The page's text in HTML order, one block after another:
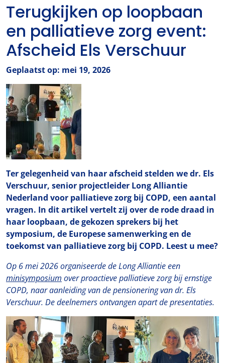
Terugkijken op loopbaan
en palliatieve zorg event:
Afscheid Els Verschuur
Geplaatst op: mei 19, 2026
Ter gelegenheid van haar afscheid stelden we dr. Els
Verschuur, senior projectleider Long Alliantie
Nederland voor palliatieve zorg bij COPD, een aantal
vragen. In dit artikel vertelt zij over de rode draad in
haar loopbaan, de gekozen sprekers bij het
symposium, de Europese samenwerking en de
toekomst van palliatieve zorg bij COPD. Leest u mee?
Op 6 mei 2026 organiseerde de Long Alliantie een
minisymposium over proactieve palliatieve zorg bij ernstige
COPD, naar aanleiding van de pensionering van dr. Els
Verschuur. De deelnemers ontvangen apart de presentaties.